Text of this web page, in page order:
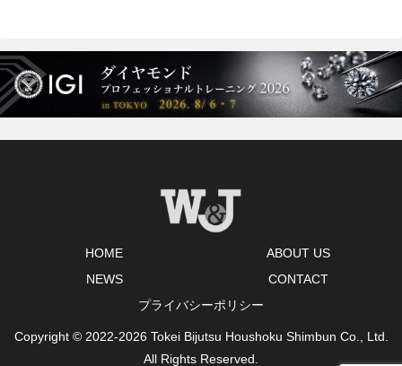
HOME
ABOUT US
NEWS
CONTACT
プライバシーポリシー
Copyright © 2022-2026 Tokei Bijutsu Houshoku Shimbun Co., Ltd.
All Rights Reserved.